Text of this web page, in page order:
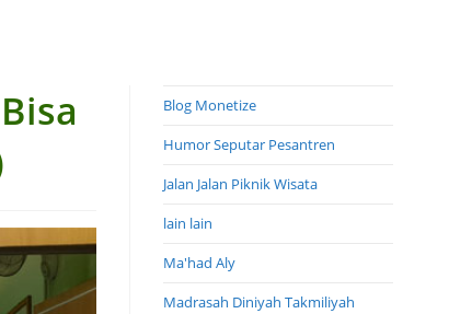
Blog Monetize
Humor Seputar Pesantren
Jalan Jalan Piknik Wisata
lain lain
Ma'had Aly
Madrasah Diniyah Takmiliyah